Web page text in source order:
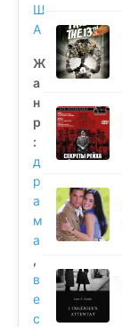
Ш
А
Ж
а
н
р
:
д
р
а
м
а
,
в
е
с